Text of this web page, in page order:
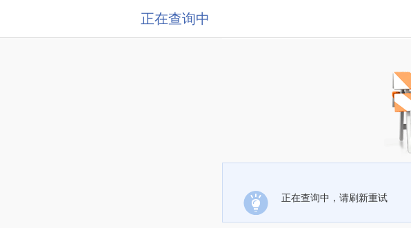
正在查询中
正在查询中，请刷新重试